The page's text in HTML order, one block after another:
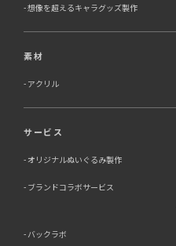
想像を超えるキャラグッズ製作
素材
アクリル
サービス
オリジナルぬいぐるみ製作
ブランドコラボサービス
バックラボ